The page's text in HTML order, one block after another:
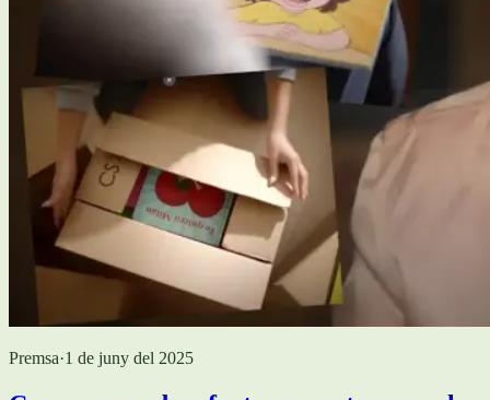
Premsa·1 de juny del 2025